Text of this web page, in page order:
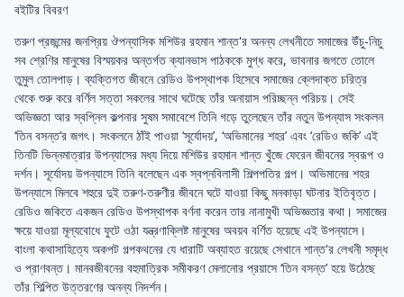
বইটির বিবরণ
তরুণ প্রজন্মের জনপ্রিয় ঔপন্যাসিক মশিউর রহমান শান্ত'র অনন্য লেখনীতে সমাজের উঁচু-নিচু
সব শ্রেণির মানুষের বিস্ময়কর অন্তর্গত ক্যানভাস পাঠককে মুগ্ধ করে, ভাবনার জগতে তোলে
তুমুল তোলপাড়। ব্যক্তিগত জীবনে রেডিও উপস্থাপক হিসেবে সমাজের ক্লেদাক্ত চরিত্র
থেকে শুরু করে বর্ণিল সত্তা সকলের সাথে ঘটেছে তাঁর অনায়াস পরিচ্ছন্ন পরিচয়। সেই
অভিজ্ঞতা আর স্বপ্নিল কল্পনার সুষম সমাবেশে তিনি গড়ে তুলেছেন তাঁর নতুন উপন্যাস সংকলন
‘তিন বসন্ত’র জগৎ। সংকলনে ঠাঁই পাওয়া ‘সূর্যোদয়’, ‘অভিমানের শহর’ এবং ‘রেডিও জকি’ এই
তিনটি ভিন্নমাত্রার উপন্যাসের মধ্য দিয়ে মশিউর রহমান শান্ত খুঁজে ফেরেন জীবনের স্বরূপ ও
দর্শন। সূর্যোদয় উপন্যাসে তিনি বলেছেন এক স্বপ্নবিলাসী শিল্পপতির গল্প। অভিমানের শহর
উপন্যাসে মিলবে শহুরে দুই তরুণ-তরুণীর জীবনে ঘটে যাওয়া কিছু মনকাড়া ঘটনার ইতিবৃত্ত।
রেডিও জকিতে একজন রেডিও উপস্থাপক বর্ণনা করেন তার নানামুখী অভিজ্ঞতার কথা। সমাজের
ক্ষয়ে যাওয়া মূল্যবােধে ফুটে ওঠা যন্ত্রণাক্লিষ্ট মানুষের অবয়ব বর্ণিত হয়েছে এই উপন্যাসে।
বাংলা কথাসাহিত্যে অকপট গল্পকথনের যে ধারাটি অব্যাহত রয়েছে সেখানে শান্ত'র লেখনী সমৃদ্ধ
ও প্রাণবন্ত। মানবজীবনের বহুমাত্রিক সমীকরণ মেলানাের প্রয়াসে ‘তিন বসন্ত’ হয়ে উঠেছে
তাঁর শিল্পিত উত্তরণের অনন্য নিদর্শন।